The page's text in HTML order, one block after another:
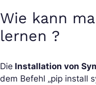
Wie kann
lernen ?
Die Installation von
dem Befehl „pip install